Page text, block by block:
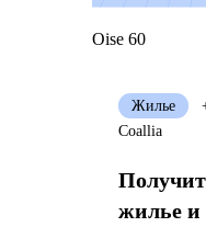
Oise 60
жилье и
Жилье
Coallia